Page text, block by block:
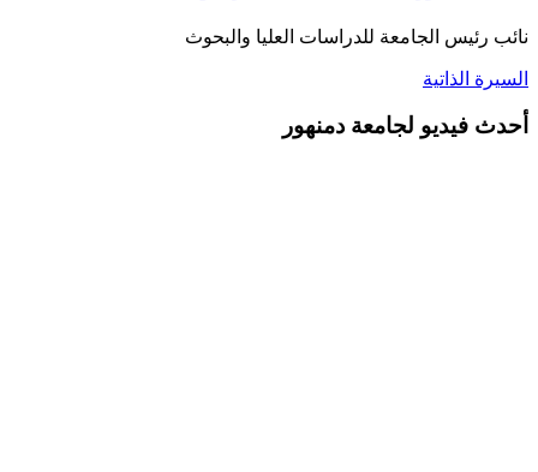
نائب رئيس الجامعة للدراسات العليا والبحوث
السيرة الذاتية
أحدث فيديو لجامعة دمنهور